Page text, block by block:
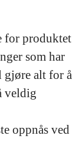
for produktet
som har
alt for å
veldig
oppnås ved